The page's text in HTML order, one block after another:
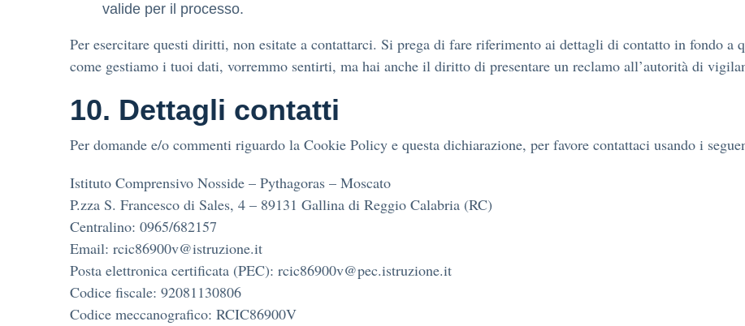
valide per il processo.
Per esercitare questi diritti, non esitate a contattarci. Si prega di fare riferimento ai dettagli di contatto in fondo a
come gestiamo i tuoi dati, vorremmo sentirti, ma hai anche il diritto di presentare un reclamo all’autorità di
10. Dettagli contatti
Per domande e/o commenti riguardo la Cookie Policy e questa dichiarazione, per favore contattaci usando i
Istituto Comprensivo Nosside – Pythagoras – Moscato
P.zza S. Francesco di Sales, 4 – 89131 Gallina di Reggio Calabria (RC)
Centralino: 0965/682157
Email: rcic86900v@istruzione.it
Posta elettronica certificata (PEC): rcic86900v@pec.istruzione.it
Codice fiscale: 92081130806
Codice meccanografico: RCIC86900V